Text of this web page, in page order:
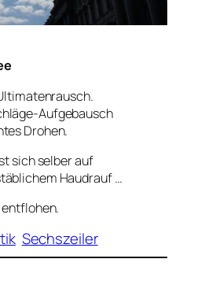
Aufgebausch
Drohen.
sich selber auf
Haudrauf …
Sechszeiler